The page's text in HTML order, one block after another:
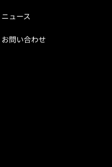
ニュース
お問い合わせ